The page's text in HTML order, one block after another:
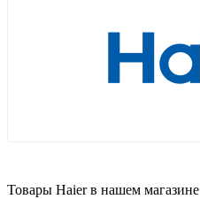
Товары Haier в нашем магазине